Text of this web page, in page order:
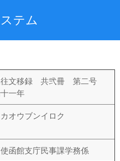
テム
往文移録 共弐冊 第二号
一年
オウブンイロク
函館支庁民事課学務係